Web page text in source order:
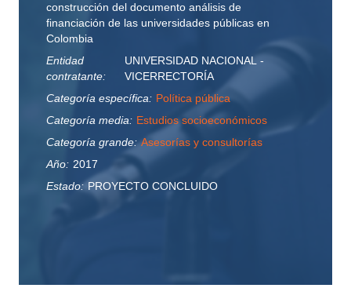
construcción del documento análisis de
financiación de las universidades públicas en
Colombia
Entidad
contratante:
UNIVERSIDAD NACIONAL -
VICERRECTORÍA
Categoría específica: Política pública
Categoría media: Estudios socioeconómicos
Categoría grande: Asesorías y consultorías
Año: 2017
Estado: PROYECTO CONCLUIDO